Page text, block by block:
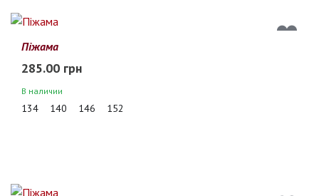
Піжама
285.00 грн
В наличии
134 140 146 152